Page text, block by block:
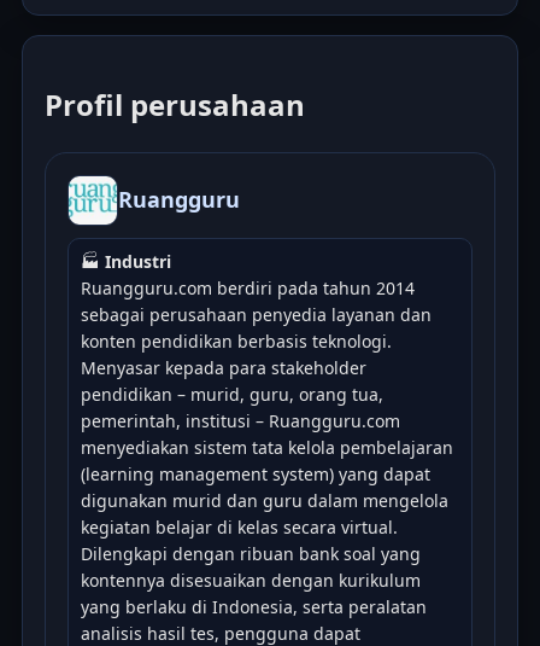
Profil perusahaan
Ruangguru
🏭 Industri
Ruangguru.com berdiri pada tahun 2014
sebagai perusahaan penyedia layanan dan
konten pendidikan berbasis teknologi.
Menyasar kepada para stakeholder
pendidikan – murid, guru, orang tua,
pemerintah, institusi – Ruangguru.com
menyediakan sistem tata kelola pembelajaran
(learning management system) yang dapat
digunakan murid dan guru dalam mengelola
kegiatan belajar di kelas secara virtual.
Dilengkapi dengan ribuan bank soal yang
kontennya disesuaikan dengan kurikulum
yang berlaku di Indonesia, serta peralatan
analisis hasil tes, pengguna dapat